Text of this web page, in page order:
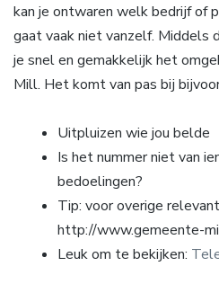
kan je ontwaren welk bedrijf of
gaat vaak niet vanzelf. Middels
je snel en gemakkelijk het
Mill. Het komt van pas bij
Uitpluizen wie jou belde
Is het nummer niet van
bedoelingen?
Tip: voor overige
http://www.gemeente-
Leuk om te bekijken: